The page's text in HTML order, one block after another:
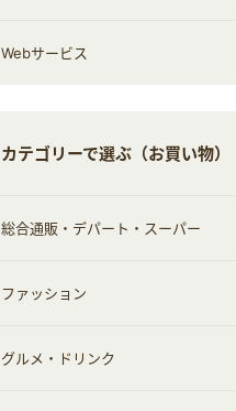
車情報・カーシェア・レンタル
ゲーム・趣味
すべて見る
Webサービス
カテゴリーで選ぶ（お買い物）
総合通販・デパート・スーパー
すべて見る
総合通販
ファッション
すべて見る
グルメ・ドリンク